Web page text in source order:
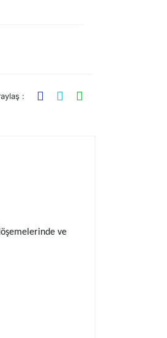
:
ve